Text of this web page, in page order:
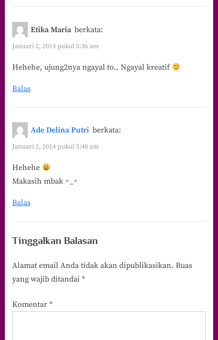
“The
Etika Maria berkata:
Januari 2, 2014 pukul 5:36 am
Hehehe, ujung2nya ngayal to.. Ngayal kreatif
Balas
Ade Delina Putri berkata:
Januari 2, 2014 pukul 5:40 am
Hehehe
Makasih mbak ^_^
Balas
Tinggalkan Balasan
Alamat email Anda tidak akan dipublikasikan. Ruas
yang wajib ditandai *
Komentar *